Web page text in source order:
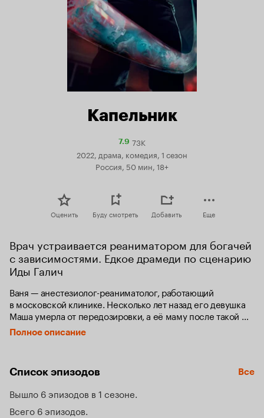
Капельник
7.9Рейтинг
Кинопоиска
73K
2022, драма, комедия, 1 сезон
Россия, 50 мин, 18+
Оценить Буду смотреть Добавить Еще
Врач устраивается реаниматором для богачей
с зависимостями. Едкое драмеди по сценарию
Иды Галич
Ваня — анестезиолог-реаниматолог, работающий
в московской клинике. Несколько лет назад его девушка
Маша умерла от передозировки, а её маму после такой
трагедии парализовало. Ваня испытывает чувство вины
и пытается хоть как-то исправить ошибки прошлого — для
их заработать — стать «капельником» — человеком,
Полное описание
Список эпизодов Все
Вышло 6 эпизодов в 1 сезоне
Всего 6 эпизодов